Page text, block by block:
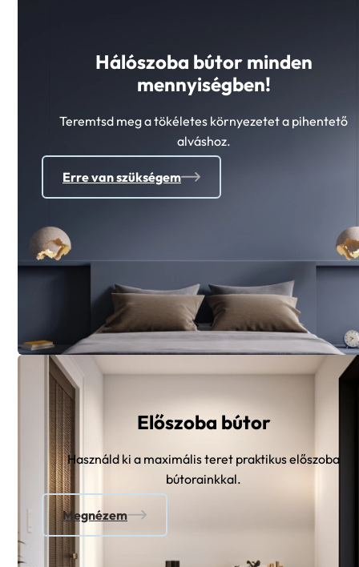
Hálószoba bútor minden
mennyiségben!
Teremtsd meg a tökéletes környezetet a pihentető
alváshoz.
Erre van szükségem
Előszoba bútor
Használd ki a maximális teret praktikus előszoba
bútorainkkal.
Megnézem